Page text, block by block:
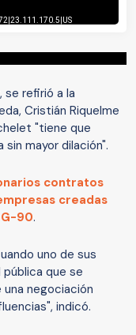
, se refirió a la
Cristián Riquelme
"tiene que
mayor dilación".
contratos
creadas
90.
uno de sus
que se
negociación
indicó.